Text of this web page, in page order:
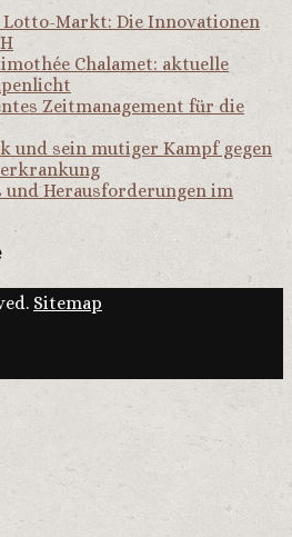
Lotto-Markt: Die Innovationen
Chalamet: aktuelle
Zeitmanagement für die
und sein mutiger Kampf gegen
Herausforderungen im
Sitemap